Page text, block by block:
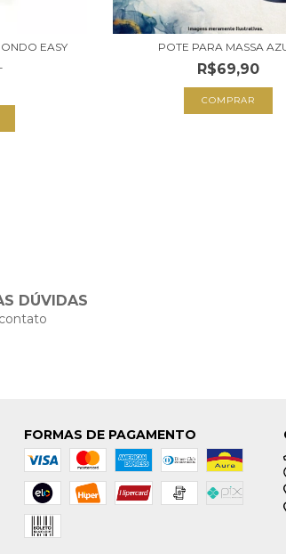
EASY
POTE PARA MASSA
R$69,90
DÚVIDAS
FORMAS DE PAGAMENTO